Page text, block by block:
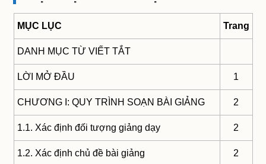
MỤC LỤC Trang
DANH MỤC TỪ VIẾT TẮT
LỜI MỞ ĐẦU 1
CHƯƠNG I: QUY TRÌNH SOẠN BÀI GIẢNG 2
1.1. Xác định đối tượng giảng dạy 2
1.2. Xác định chủ đề bài giảng 2